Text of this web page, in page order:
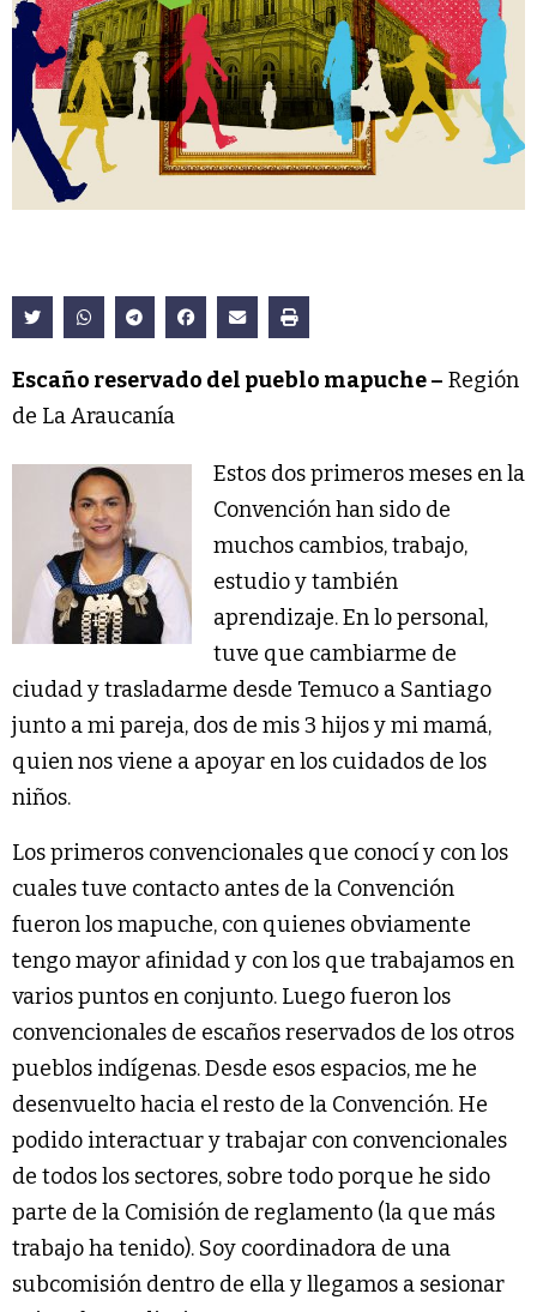
Escaño reservado del pueblo mapuche – Región
de La Araucanía
Estos dos primeros meses en la
Convención han sido de
muchos cambios, trabajo,
estudio y también
aprendizaje. En lo personal,
tuve que cambiarme de
ciudad y trasladarme desde Temuco a Santiago
junto a mi pareja, dos de mis 3 hijos y mi mamá,
quien nos viene a apoyar en los cuidados de los
niños.
Los primeros convencionales que conocí y con los
cuales tuve contacto antes de la Convención
fueron los mapuche, con quienes obviamente
tengo mayor afinidad y con los que trabajamos en
varios puntos en conjunto. Luego fueron los
convencionales de escaños reservados de los otros
pueblos indígenas. Desde esos espacios, me he
desenvuelto hacia el resto de la Convención. He
podido interactuar y trabajar con convencionales
de todos los sectores, sobre todo porque he sido
parte de la Comisión de reglamento (la que más
trabajo ha tenido). Soy coordinadora de una
subcomisión dentro de ella y llegamos a sesionar